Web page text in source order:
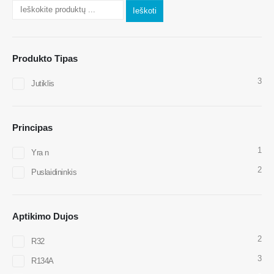
Ieškoti
Produkto Tipas
Jutiklis 3
Principas
Yra n 1
Puslaidininkis 2
Aptikimo Dujos
R32 2
R134A 3
: Nr.299 Jinsuo Road, Nacionalinė aukštųjų technologijų zona,
Zhengzhou
El. Paštas